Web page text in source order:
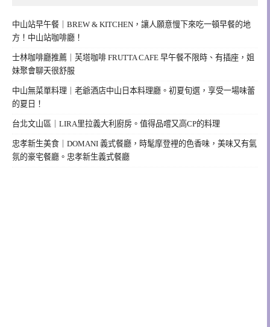
中山站早午餐｜BREW & KITCHEN，讓人願意慢下來吃一頓早餐的地
方！中山站咖啡廳！
士林咖啡廳推薦｜芙塔咖啡 FRUTTA CAFE 早午餐不限時、有插座，姐
妹聚會聊天很舒服
中山無菜單料理｜老爺酒店中山日本料理廳。初夏旬選，享受一場味蕾
的夏日！
台北文山區｜LIRA里拉義大利廚房。值得品嚐又高CP的料理
忠孝新生美食｜DOMANI 義式餐廳，時髦摩登裡的色香味，美味又有氣
氛的豪宅餐廳。忠孝新生義式餐廳